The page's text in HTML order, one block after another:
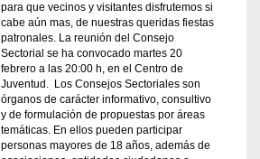
para que vecinos y visitantes disfrutemos si
cabe aún mas, de nuestras queridas fiestas
patronales. La reunión del Consejo
Sectorial se ha convocado martes 20
febrero a las 20:00 h, en el Centro de
Juventud. Los Consejos Sectoriales son
órganos de carácter informativo, consultivo
y de formulación de propuestas por áreas
temáticas. En ellos pueden participar
personas mayores de 18 años, además de